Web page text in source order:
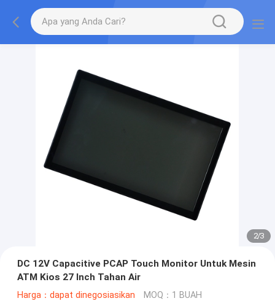
2/3
DC 12V Capacitive PCAP Touch Monitor Untuk Mesin
ATM Kios 27 Inch Tahan Air
Harga：dapat dinegosiasikan MOQ：1 BUAH